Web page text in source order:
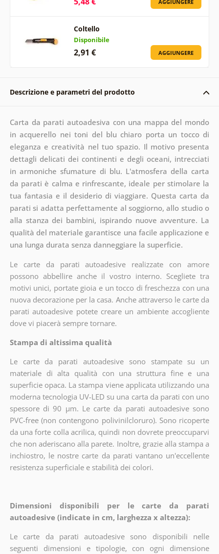
AGGIUNGERE
Coltello
Disponibile
2,91 € AGGIUNGERE
Descrizione e parametri del prodotto
Carta da parati autoadesiva con una mappa del mondo
in acquerello nei toni del blu chiaro porta un tocco di
eleganza e creatività nel tuo spazio. Il motivo presenta
dettagli delicati dei continenti e degli oceani, intrecciati
in armoniche sfumature di blu. L'atmosfera della carta
da parati è calma e rinfrescante, ideale per stimolare la
tua fantasia e il desiderio di viaggiare. Questa carta da
parati si adatta perfettamente al soggiorno, allo studio o
alla stanza dei bambini, ispirando nuove avventure. La
qualità del materiale garantisce una facile applicazione e
una lunga durata senza danneggiare la superficie.
Le carte da parati autoadesive realizzate con amore
possono abbellire anche il vostro interno. Scegliete tra
motivi unici, portate gioia e un tocco di freschezza con una
nuova decorazione per la casa. Anche attraverso le carte da
parati autoadesive potete creare un ambiente accogliente
dove vi piacerà sempre tornare.
Stampa di altissima qualità
Le carte da parati autoadesive sono stampate su un
materiale di alta qualità con una struttura fine e una
superficie opaca. La stampa viene applicata utilizzando una
moderna tecnologia UV-LED su una carta da parati con uno
spessore di 90 µm. Le carte da parati autoadesive sono
PVC-free (non contengono polivinilcloruro). Sono ricoperte
da una forte colla acrilica, quindi non dovrete preoccuparvi
che non aderiscano alla parete. Inoltre, grazie alla stampa a
inchiostro, le nostre carte da parati vantano un'eccellente
resistenza superficiale e stabilità dei colori.
Dimensioni disponibili per le carte da parati
autoadesive (indicate in cm, larghezza x altezza):
Le carte da parati autoadesive sono disponibili nelle
seguenti dimensioni e tipologie, con ogni dimensione